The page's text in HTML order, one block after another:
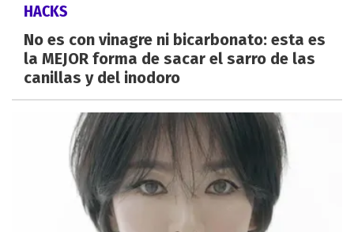
HACKS
No es con vinagre ni bicarbonato: esta es
la MEJOR forma de sacar el sarro de las
canillas y del inodoro